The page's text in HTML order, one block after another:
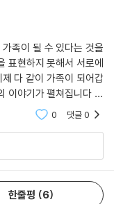
0 댓글0
한줄평 6